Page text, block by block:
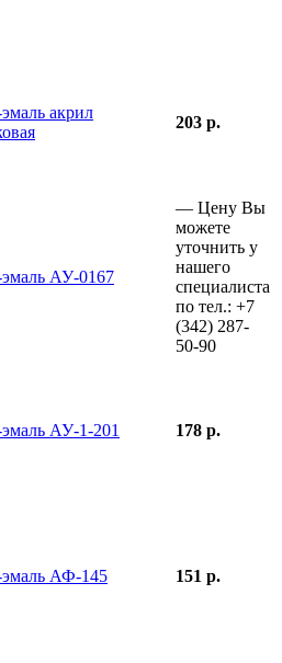
акрил
203 р.
АУ-0167
— Цену Вы
можете
уточнить у
нашего
специалиста
по тел.: +7
(342) 287-
50-90
АУ-1-201 178 р.
эмаль АФ-145 151 р.